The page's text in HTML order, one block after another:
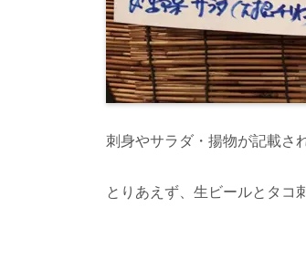
刺身やサラダ・揚物が記載さ
とりあえず、生ビールとタコ